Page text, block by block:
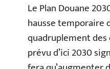
Le Plan Douane
hausse temporaire
quadruplement
prévu d’ici 2030